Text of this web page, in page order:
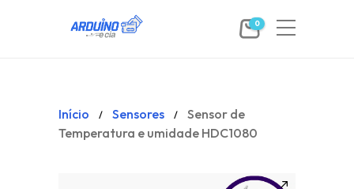
0
Início / Sensores /
Sensor de
Temperatura e umidade HDC1080